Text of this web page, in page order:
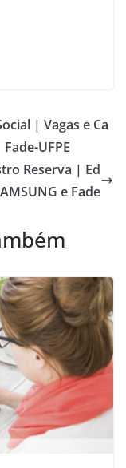
| Vagas e Ca
UFPE
Reserva | Ed
e Fade